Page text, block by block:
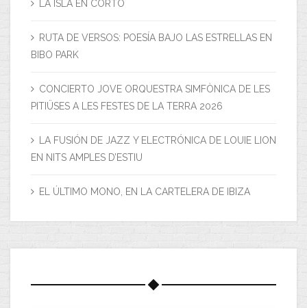
LA ISLA EN CORTO
RUTA DE VERSOS: POESÍA BAJO LAS ESTRELLAS EN
BIBO PARK
CONCIERTO JOVE ORQUESTRA SIMFÒNICA DE LES
PITIÜSES A LES FESTES DE LA TERRA 2026
LA FUSIÓN DE JAZZ Y ELECTRÓNICA DE LOUIE LION
EN NITS AMPLES D’ESTIU
EL ÚLTIMO MONO, EN LA CARTELERA DE IBIZA